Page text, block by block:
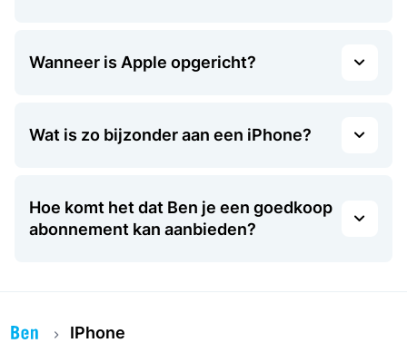
Wanneer is Apple opgericht?
Wat is zo bijzonder aan een iPhone?
Hoe komt het dat Ben je een goedkoop
abonnement kan aanbieden?
IPhone